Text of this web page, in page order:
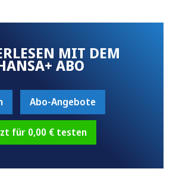
MIT DEM
ABO
Abo-Angebote
für 0,00 € testen